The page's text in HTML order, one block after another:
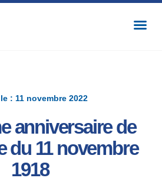
: 11 novembre 2022
anniversaire de
du 11 novembre
1918